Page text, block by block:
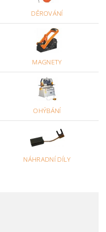
DĚROVÁNÍ
MAGNETY
OHÝBÁNÍ
NÁHRADNÍ DÍLY